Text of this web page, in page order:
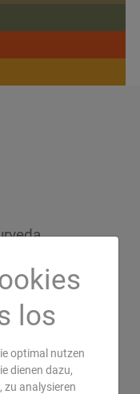
los
optimal nutzen
dienen dazu,
zu analysieren